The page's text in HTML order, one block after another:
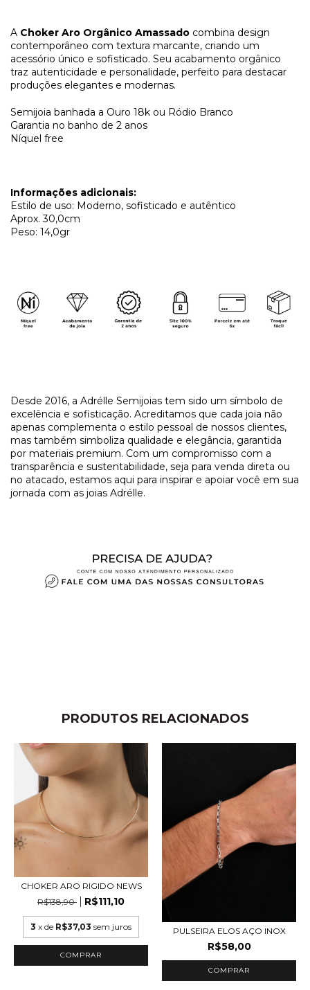
A Choker Aro Orgânico Amassado combina design
contemporâneo com textura marcante, criando um
acessório único e sofisticado. Seu acabamento orgânico
traz autenticidade e personalidade, perfeito para destacar
produções elegantes e modernas.
Semijoia banhada a Ouro 18k ou Ródio Branco
Garantia no banho de 2 anos
Níquel free
Informações adicionais:
Estilo de uso: Moderno, sofisticado e autêntico
Aprox. 30,0cm
Peso: 14,0gr
​Desde 2016, a Adrélle Semijoias tem sido um símbolo de
excelência e sofisticação. Acreditamos que cada joia não
apenas complementa o estilo pessoal de nossos clientes,
mas também simboliza qualidade e elegância, garantida
por materiais premium. Com um compromisso com a
transparência e sustentabilidade, seja para venda direta ou
no atacado, estamos aqui para inspirar e apoiar você em sua
jornada com as joias Adrélle.
PRODUTOS RELACIONADOS
CHOKER ARO RIGIDO NEWS
R$138,90
R$111,10
3 x de R$37,03 sem juros
COMPRAR
PULSEIRA ELOS AÇO INOX
R$58,00